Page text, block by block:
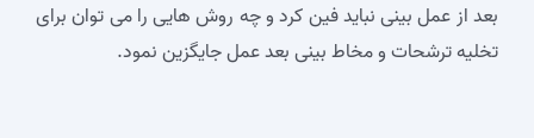
بعد از عمل بینی نباید فین کرد و چه روش هایی را می توان برای
تخلیه ترشحات و مخاط بینی بعد عمل جایگزین نمود.